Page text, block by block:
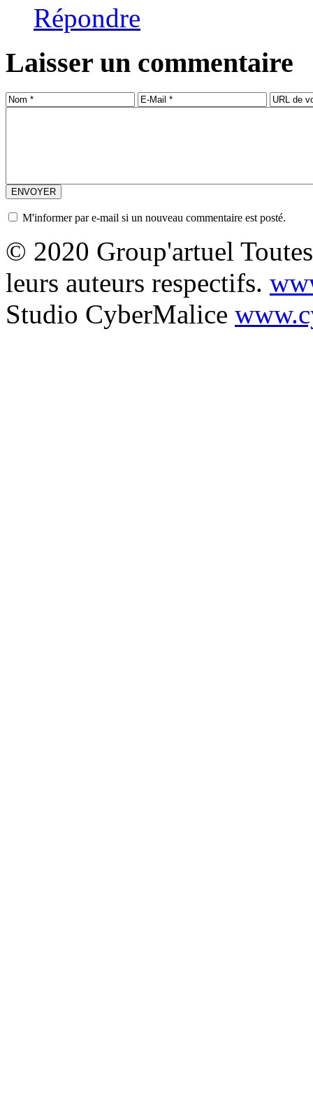
Répondre
Laisser un commentaire
M'informer par e-mail si un nouveau commentaire est posté.
© 2020 Group'artuel
leurs auteurs respectifs.
Studio CyberMalice